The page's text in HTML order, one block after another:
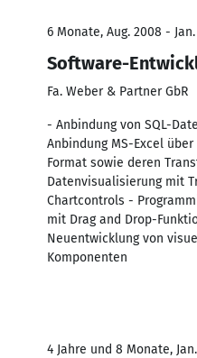
6 Monate, Aug. 2008 -
Software-
Fa. Weber & Partner GbR
- Anbindung von SQL-
Anbindung MS-Excel
Format sowie deren
Datenvisualisierung mit
Chartcontrols -
mit Drag and Drop-
Neuentwicklung von
Komponenten
4 Jahre und 8 Monate,